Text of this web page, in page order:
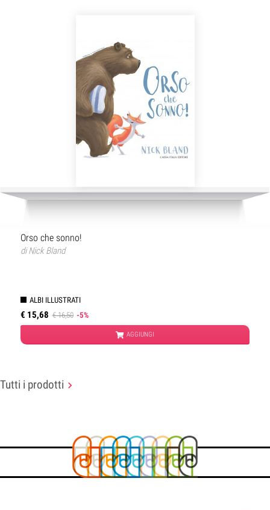
Orso che sonno!
diNick Bland
ALBI ILLUSTRATI
€ 15,68 € 16,50 -5%
AGGIUNGI
Tutti i prodotti 